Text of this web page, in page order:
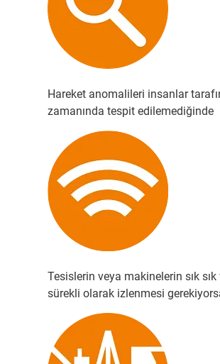
Hareket anomalileri insanlar
zamanında tespit edilemediğinde
Tesislerin veya makinelerin sık sık
sürekli olarak izlenmesi